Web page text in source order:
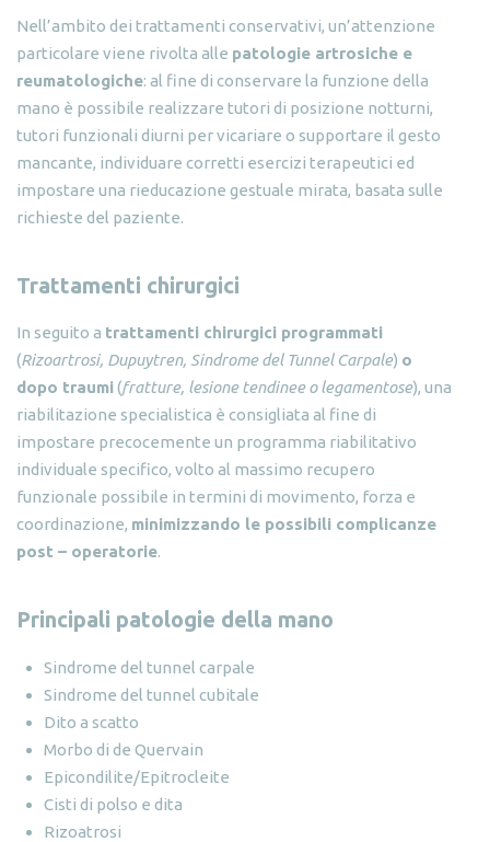
Nell’ambito dei trattamenti conservativi, un’attenzione
particolare viene rivolta alle patologie artrosiche e
reumatologiche: al fine di conservare la funzione della
mano è possibile realizzare tutori di posizione notturni,
tutori funzionali diurni per vicariare o supportare il gesto
mancante, individuare corretti esercizi terapeutici ed
impostare una rieducazione gestuale mirata, basata sulle
richieste del paziente.
Trattamenti chirurgici
In seguito a trattamenti chirurgici programmati
(Rizoartrosi, Dupuytren, Sindrome del Tunnel Carpale) o
dopo traumi(fratture, lesione tendinee o legamentose), una
riabilitazione specialistica è consigliata al fine di
impostare precocemente un programma riabilitativo
individuale specifico, volto al massimo recupero
funzionale possibile in termini di movimento, forza e
coordinazione, minimizzando le possibili complicanze
post – operatorie.
Principali patologie della mano
Sindrome del tunnel carpale
Sindrome del tunnel cubitale
Dito a scatto
Morbo di de Quervain
Epicondilite/Epitrocleite
Cisti di polso e dita
Rizoatrosi